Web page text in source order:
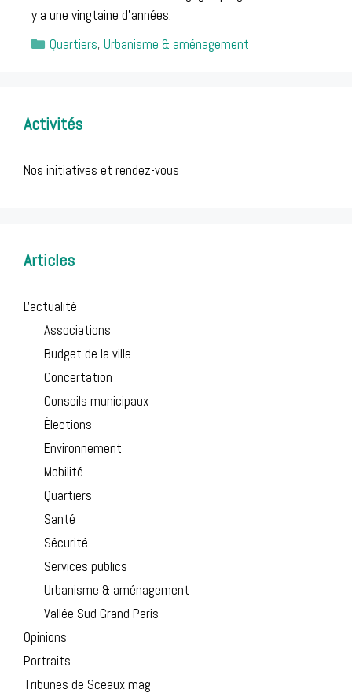
y a une vingtaine d’années.
Catégories
Quartiers,Urbanisme & aménagement
Activités
Nos initiatives et rendez-vous
Articles
L'actualité
Associations
Budget de la ville
Concertation
Conseils municipaux
Élections
Environnement
Mobilité
Quartiers
Santé
Sécurité
Services publics
Urbanisme & aménagement
Vallée Sud Grand Paris
Opinions
Portraits
Tribunes de Sceaux mag